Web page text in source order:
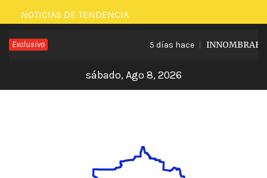
Saltar
al
contenido
NOTICIAS DE TENDENCIA
Exclusivo 5 días hace INNOMBRABLE
sábado, Ago 8, 2026